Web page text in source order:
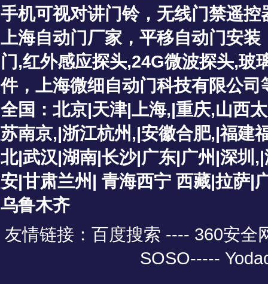
手机可视对讲门铃， 无线门禁遥控
上海自动门厂家 ， 平移自动门安装
门,红外感应探头,24G微波探头,玻
件，上海微细自动门科技有限公司
全国：北京|天津|上海,|重庆,山西
苏南京,|浙江杭州,|安徽合肥,|福建
北|武汉|湖南|长沙|广东|广州|深圳
安|甘肃兰州| 青海西宁 西藏|拉萨|
乌鲁木齐
友情链接：百度搜索 ---- 360安全
SOSO-----